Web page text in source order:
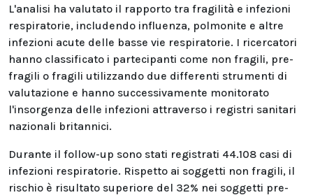
L'analisi ha valutato il rapporto tra fragilità e infezioni
respiratorie, includendo influenza, polmonite e altre
infezioni acute delle basse vie respiratorie. I ricercatori
hanno classificato i partecipanti come non fragili, pre-
fragili o fragili utilizzando due differenti strumenti di
valutazione e hanno successivamente monitorato
l'insorgenza delle infezioni attraverso i registri sanitari
nazionali britannici.
Durante il follow-up sono stati registrati 44.108 casi di
infezioni respiratorie. Rispetto ai soggetti non fragili, il
rischio è risultato superiore del 32% nei soggetti pre-